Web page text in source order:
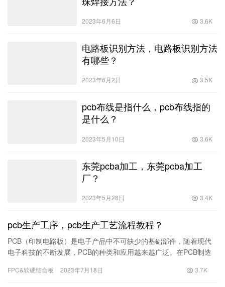
2023年6月6日 3.6K
电路板识别方法，电路板识别方法
有哪些？
2023年6月2日 3.5K
pcb布线是指什么，pcb布线指的
是什么？
2023年5月10日 3.6K
东莞pcba加工，东莞pcba加工
厂？
2023年5月28日 3.4K
pcb生产工序，pcb生产工艺流程教程？
PCB（印制电路板）是电子产品中不可缺少的基础部件，随着现代
电子科技的不断发展，PCB的种类和应用越来越广泛。在PCB制造
要。一、制版工艺流程制版是PCB生产
FPC&软硬结合板 2023年7月18日 3.7K